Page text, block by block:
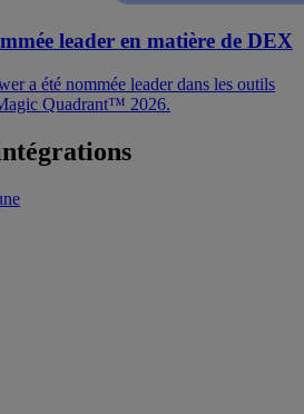
leader en matière de DEX
a été nommée leader dans les outils
Quadrant™ 2026.